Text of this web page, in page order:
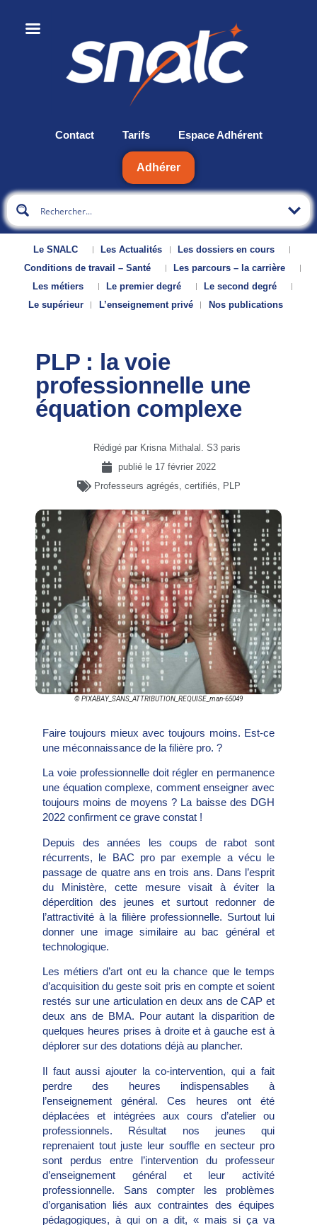
Contact Tarifs Espace Adhérent
Adhérer
Le SNALC Les Actualités
Les dossiers en cours
Conditions de travail – Santé
Les parcours – la carrière
Les métiers
Le premier degré
Le second degré
Le supérieur
L’enseignement privé Nos publications
PLP : la voie
professionnelle une
équation complexe
Rédigé par Krisna Mithalal. S3 paris
publié le 17 février 2022
Professeurs agrégés, certifiés, PLP
© PIXABAY_SANS_ATTRIBUTION_REQUISE_man-65049
Faire toujours mieux avec toujours moins. Est-ce
une méconnaissance de la filière pro. ?
La voie professionnelle doit régler en permanence
une équation complexe, comment enseigner avec
toujours moins de moyens ? La baisse des DGH
2022 confirment ce grave constat !
Depuis des années les coups de rabot sont
récurrents, le BAC pro par exemple a vécu le
passage de quatre ans en trois ans. Dans l’esprit
du Ministère, cette mesure visait à éviter la
déperdition des jeunes et surtout redonner de
l’attractivité à la filière professionnelle. Surtout lui
donner une image similaire au bac général et
technologique.
Les métiers d’art ont eu la chance que le temps
d’acquisition du geste soit pris en compte et soient
restés sur une articulation en deux ans de CAP et
deux ans de BMA. Pour autant la disparition de
quelques heures prises à droite et à gauche est à
déplorer sur des dotations déjà au plancher.
Il faut aussi ajouter la co-intervention, qui a fait
perdre des heures indispensables à
l’enseignement général. Ces heures ont été
déplacées et intégrées aux cours d’atelier ou
professionnels. Résultat nos jeunes qui
reprenaient tout juste leur souffle en secteur pro
sont perdus entre l’intervention du professeur
d’enseignement général et leur activité
professionnelle. Sans compter les problèmes
d’organisation liés aux contraintes des équipes
pédagogiques, à qui on a dit, « mais si ça va